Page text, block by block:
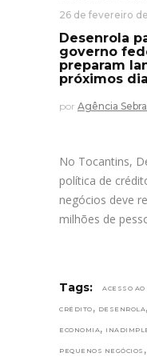
26 de fevereiro
Desenrola
governo
preparam
próximos
por Agência
No Tocantins,
política de
negócios deve
milhões de
Tags: ACESSO AO
CRÉDITO , DESENROLA ,
ECONOMIA ,
PEQUENOS NEGÓCIOS ,